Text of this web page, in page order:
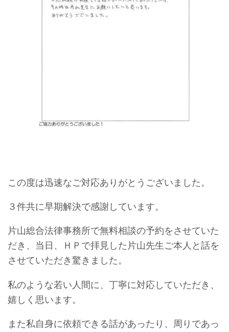
この度は迅速なご対応ありがとうございました。
３件共に早期解決で感謝しています。
片山総合法律事務所で無料相談の予約をさせていた
だき、当日、ＨＰで拝見した片山先生ご本人と話を
させていただき驚きました。
私のような若い人間に、丁寧に対応していただき、
嬉しく思います。
また私自身に依頼できる話があったり、周りであっ